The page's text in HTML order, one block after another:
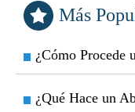
Más
¿Cómo Procede
¿Qué Hace un